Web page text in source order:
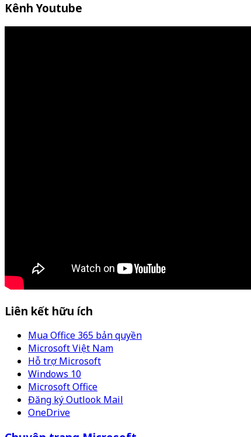
Kênh Youtube
Liên kết hữu ích
Mua Office 365 bản quyền
Microsoft Việt Nam
Hỗ trợ Microsoft
Windows 10
Microsoft Office
Đăng ký Outlook Mail
OneDrive